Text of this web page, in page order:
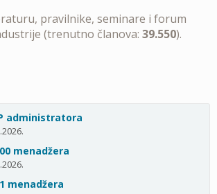
pravilnike, seminare i forum
(trenutno članova: 39.550).
administratora
menadžera
menadžera